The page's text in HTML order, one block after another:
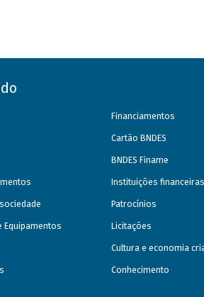
Equipamentos
Financiamentos
Cartão BNDES
BNDES Finame
Instituições
Patrocínios
Licitações
Cultura e economia
Conhecimento